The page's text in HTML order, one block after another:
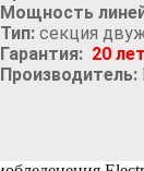
Мощность
Тип: секция
Гарантия: 20 лет
Производитель: